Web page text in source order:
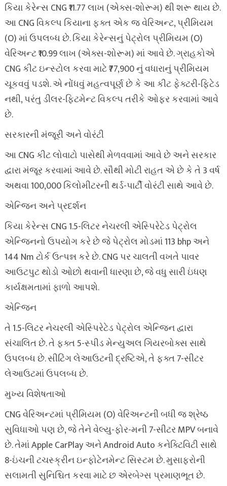
કિયા કેરેન્સ CNG ₹11.77 લાખ (એક્સ-શોરૂમ) થી શરૂ થાય છે.
આ CNG વિકલ્પ કિયાના ફક્ત એક જ વેરિઅન્ટ, પ્રીમિયમ
(O) માં ઉપલબ્ધ છે. કિયા કેરેન્સનું પેટ્રોલ પ્રીમિયમ (O)
વેરિઅન્ટ ₹10.99 લાખ (એક્સ-શોરૂમ) માં આવે છે. ગ્રાહકોએ
CNG કીટ ઇન્સ્ટોલ કરવા માટે ₹77,900 નું વધારાનું પ્રીમિયમ
ચૂકવવું પડશે. એ નોંધવું મહત્વપૂર્ણ છે કે આ કીટ ફેક્ટરી-ફિટેડ
નથી, પરંતુ ડીલર-ફિટમેન્ટ વિકલ્પ તરીકે ઓફર કરવામાં આવે
છે.
સરકારની મંજૂરી અને વોરંટી
આ CNG કીટ લોવાટો પાસેથી મેળવવામાં આવે છે અને સરકાર
દ્વારા મંજૂર કરવામાં આવે છે. સૌથી મોટી રાહત એ છે કે તે 3 વર્ષ
અથવા 100,000 કિલોમીટરની થર્ડ-પાર્ટી વોરંટી સાથે આવે છે.
એન્જિન અને પ્રદર્શન
કિયા કેરેન્સ CNG 1.5-લિટર નેચરલી એસ્પિરેટેડ પેટ્રોલ
એન્જિનનો ઉપયોગ કરે છે જે પેટ્રોલ મોડમાં 113 bhp અને
144 Nm ટોર્ક ઉત્પન્ન કરે છે. CNG પર ચાલતી વખતે પાવર
આઉટપુટ થોડો ઓછો થવાની ધારણા છે, જે વધુ સારી ઇંધણ
કાર્યક્ષમતામાં ફાળો આપશે.
એન્જિન
તે 1.5-લિટર નેચરલી એસ્પિરેટેડ પેટ્રોલ એન્જિન દ્વારા
સંચાલિત છે. તે ફક્ત 5-સ્પીડ મેન્યુઅલ ગિયરબોક્સ સાથે
ઉપલબ્ધ છે. સીટિંગ લેઆઉટની દ્રષ્ટિએ, તે ફક્ત 7-સીટર
લેઆઉટમાં ઉપલબ્ધ છે.
મુખ્ય વિશેષતાઓ
CNG વેરિઅન્ટમાં પ્રીમિયમ (O) વેરિઅન્ટની બધી જ શ્રેષ્ઠ
સુવિધાઓ પણ છે, જે તેને વેલ્યુ-ફોર-મની 7-સીટર MPV બનાવે
છે. તેમાં Apple CarPlay અને Android Auto કનેક્ટિવિટી સાથે
8-ઇંચની ટચસ્ક્રીન ઇન્ફોટેનમેન્ટ સિસ્ટમ છે. મુસાફરોની
સલામતી સુનિશ્ચિત કરવા માટે છ એરબેગ્સ પ્રમાણભૂત છે.